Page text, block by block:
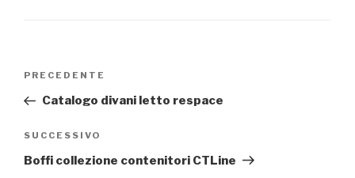
Navigazione
Articolo
precedente:
PRECEDENTE
Catalogo divani letto respace
Articolo
successivo
SUCCESSIVO
Boffi collezione contenitori CTLine